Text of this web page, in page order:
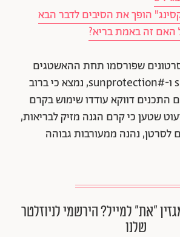
הופך את הסיבים לדבר הבא
האם זה באמת בריא?
שבחן 971 סרטונים שפורסמו תחת ההאשטגים
#sunscreen, #spf ו-#sunprotection, נמצא כי ברוב
התכנים דווקא עודדו שימוש בקרם
שטען כי קרם הגנה מזיק לבריאות,
לסרטן, נהנה ממעורבות גבוהה
״את״ למייל? הירשמי לניוזלטר
שלנו